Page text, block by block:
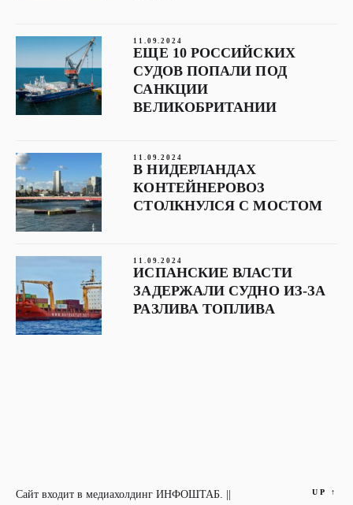
11.09.2024
ЕЩЕ 10 РОССИЙСКИХ
СУДОВ ПОПАЛИ ПОД
САНКЦИИ
ВЕЛИКОБРИТАНИИ
11.09.2024
В НИДЕРЛАНДАХ
КОНТЕЙНЕРОВОЗ
СТОЛКНУЛСЯ С МОСТОМ
11.09.2024
ИСПАНСКИЕ ВЛАСТИ
ЗАДЕРЖАЛИ СУДНО ИЗ-ЗА
РАЗЛИВА ТОПЛИВА
Сайт входит в медиахолдинг ИНФОШТАБ. ||
UP ↑